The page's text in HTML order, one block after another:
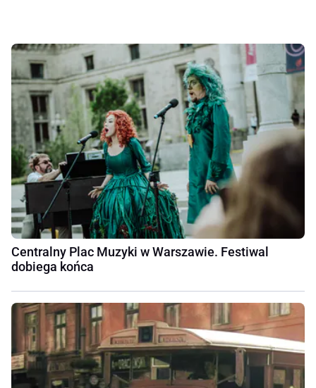
Centralny Plac Muzyki w Warszawie. Festiwal
dobiega końca